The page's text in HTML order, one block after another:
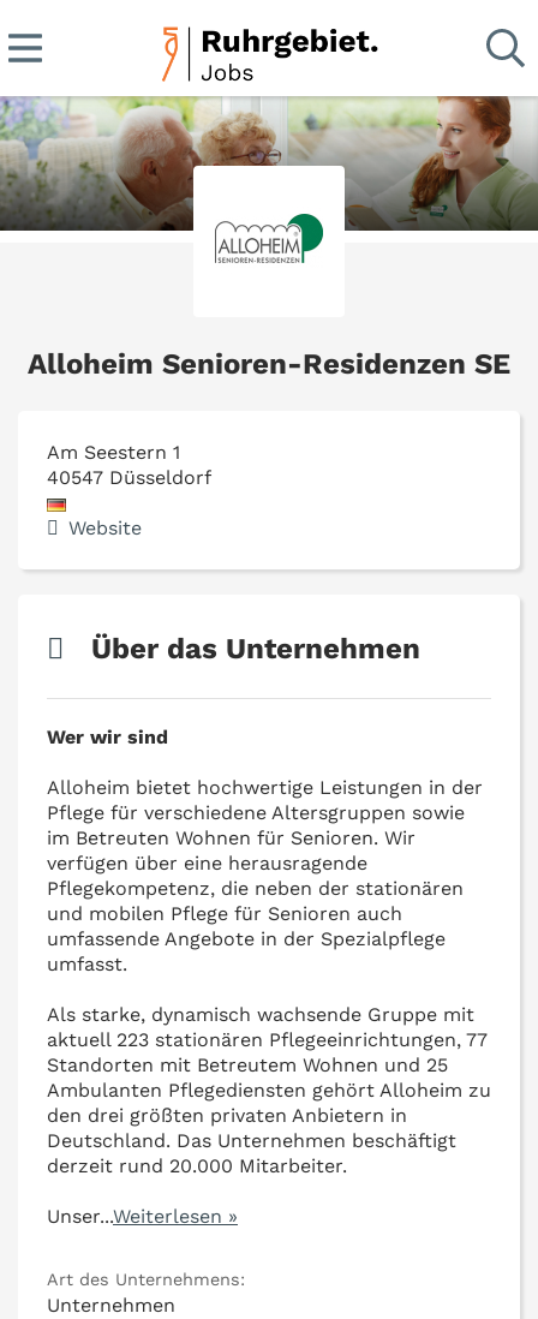
Alloheim Senioren-Residenzen SE
Am Seestern 1
40547 Düsseldorf
Website
Über das Unternehmen
Wer wir sind
Alloheim bietet hochwertige Leistungen in der
Pflege für verschiedene Altersgruppen sowie
im Betreuten Wohnen für Senioren. Wir
verfügen über eine herausragende
Pflegekompetenz, die neben der stationären
und mobilen Pflege für Senioren auch
umfassende Angebote in der Spezialpflege
umfasst.
Als starke, dynamisch wachsende Gruppe mit
aktuell 223 stationären Pflegeeinrichtungen, 77
Standorten mit Betreutem Wohnen und 25
Ambulanten Pflegediensten gehört Alloheim zu
den drei größten privaten Anbietern in
Deutschland. Das Unternehmen beschäftigt
derzeit rund 20.000 Mitarbeiter.
Unser...Weiterlesen »
Art des Unternehmens:
Unternehmen